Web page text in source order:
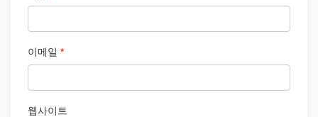
이메일 *
웹사이트